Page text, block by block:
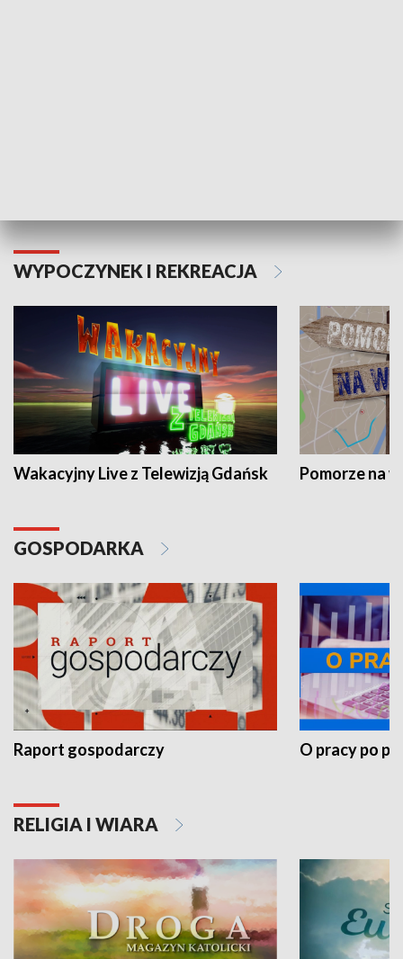
WYPOCZYNEK I REKREACJA
Wakacyjny Live z Telewizją Gdańsk Pomorze na
GOSPODARKA
Raport gospodarczy O pracy po
RELIGIA I WIARA